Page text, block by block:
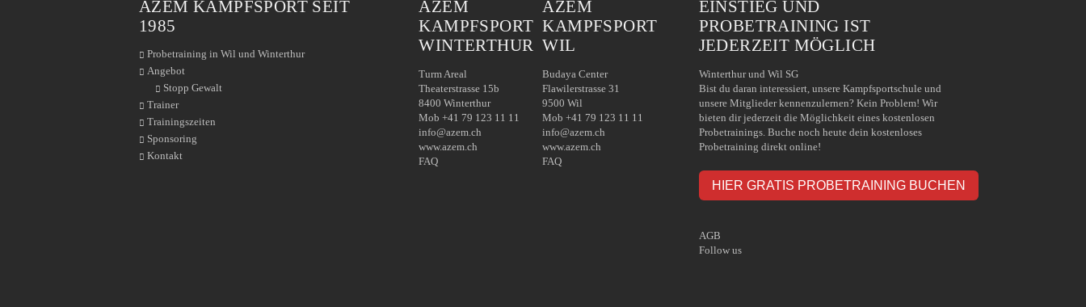
AZEM KAMPFSPORT SEIT
1985
Probetraining in Wil und Winterthur
Angebot
Stopp Gewalt
Trainer
Trainingszeiten
Sponsoring
Kontakt
AZEM
KAMPFSPORT
WINTERTHUR
Turm Areal
Theaterstrasse 15b
8400 Winterthur
Mob +41 79 123 11 11
info@azem.ch
www.azem.ch
FAQ
AZEM
KAMPFSPORT
WIL
Budaya Center
Flawilerstrasse 31
9500 Wil
Mob +41 79 123 11 11
info@azem.ch
www.azem.ch
FAQ
EINSTIEG UND
PROBETRAINING IST
JEDERZEIT MÖGLICH
Winterthur und Wil SG
Bist du daran interessiert, unsere Kampfsportschule und
unsere Mitglieder kennenzulernen? Kein Problem! Wir
bieten dir jederzeit die Möglichkeit eines kostenlosen
Probetrainings. Buche noch heute dein kostenloses
Probetraining direkt online!
HIER GRATIS PROBETRAINING BUCHEN
AGB
Follow us